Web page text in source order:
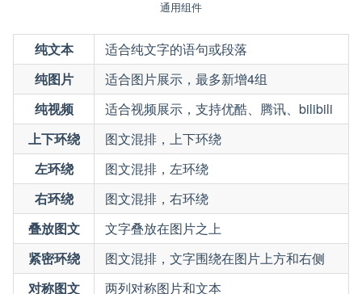
通用组件
纯文本
适合纯文字的语句或段落
纯图片
适合图片展示，最多新增4组
纯视频
适合视频展示，支持优酷、腾讯、bilibili
上下环绕
图文混排，上下环绕
左环绕
图文混排，左环绕
右环绕
图文混排，右环绕
叠放图文
文字叠放在图片之上
紧密环绕
图文混排，文字围绕在图片上方和右侧
对称图文
两列对称图片和文本